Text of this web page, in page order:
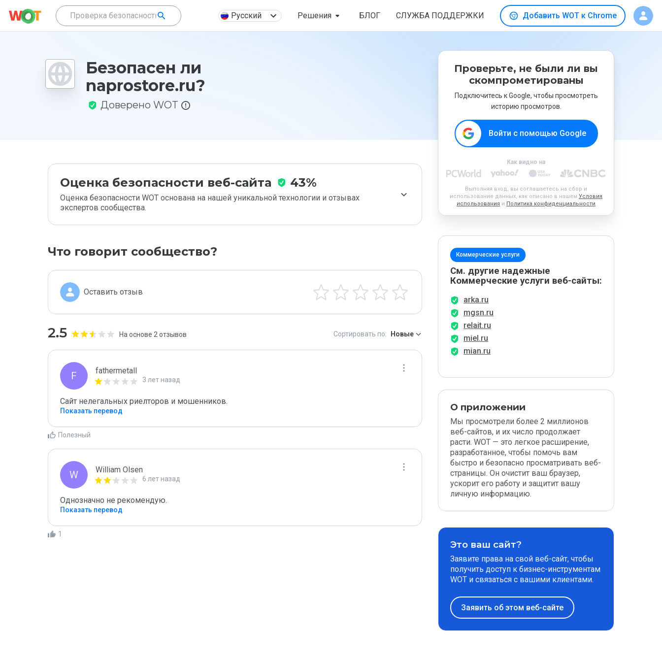
Русский Решения БЛОГ СЛУЖБА ПОДДЕРЖКИ Добавить WOT к Chrome
Безопасен ли
naprostore.ru?
Доверено WOT
Оценка безопасности веб-сайта 43%
Оценка безопасности WOT основана на нашей уникальной технологии и отзывах
экспертов сообщества.
Что говорит сообщество?
Оставить отзыв
2.5 На основе 2 отзывов Сортировать по: Новые
F fathermetall
3 лет назад
Сайт нелегальных риелторов и мошенников.
Показать перевод
Полезный
W William Olsen
6 лет назад
Однозначно не рекомендую.
Показать перевод
1
Проверьте, не были ли вы
скомпрометированы
Подключитесь к Google, чтобы просмотреть
историю просмотров.
Войти с помощью Google
Как видно на
Выполняя вход, вы соглашаетесь на сбор и
использование данных, как описано в нашем Условия
использования и Политика конфиденциальности
Коммерческие услуги
См. другие надежные
Коммерческие услуги веб-сайты:
arka.ru
mgsn.ru
relait.ru
miel.ru
mian.ru
О приложении
Мы просмотрели более 2 миллионов
веб-сайтов, и их число продолжает
расти. WOT — это легкое расширение,
разработанное, чтобы помочь вам
быстро и безопасно просматривать веб-
страницы. Он очистит ваш браузер,
ускорит его работу и защитит вашу
личную информацию.
Это ваш сайт?
Заявите права на свой веб-сайт, чтобы
получить доступ к бизнес-инструментам
WOT и связаться с вашими клиентами.
Заявить об этом веб-сайте